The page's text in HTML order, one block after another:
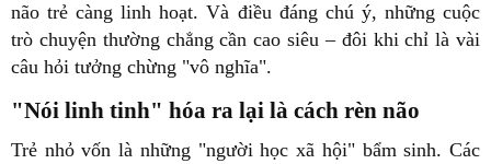
não trẻ càng linh hoạt. Và điều đáng chú ý, những cuộc
trò chuyện thường chẳng cần cao siêu – đôi khi chỉ là vài
câu hỏi tưởng chừng "vô nghĩa".
"Nói linh tinh" hóa ra lại là cách rèn não
Trẻ nhỏ vốn là những "người học xã hội" bẩm sinh. Các